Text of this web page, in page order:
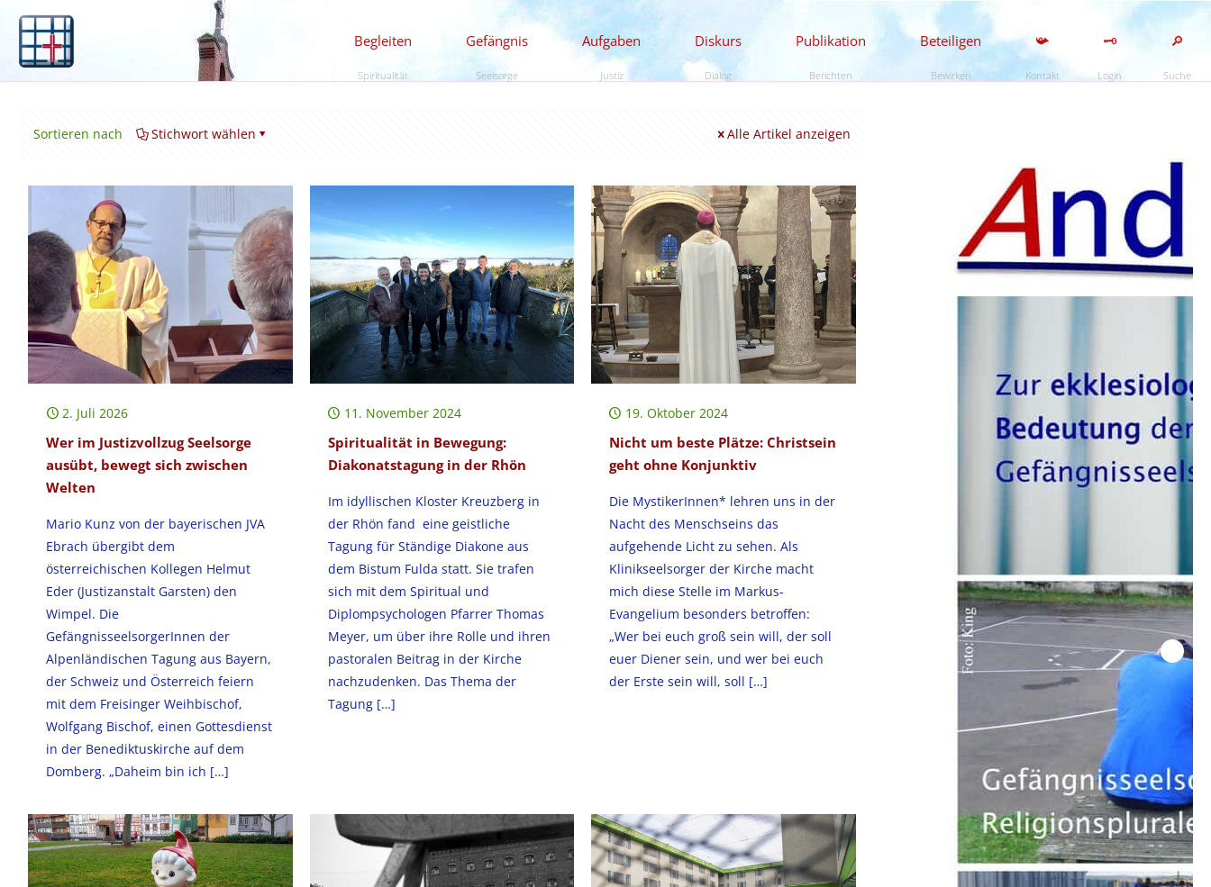
Begleiten
Spiritualität
Gefängnis
Seelsorge
Aufgaben
Justiz
Diskurs
Dialog
Publikation
Berichten
Beteiligen
Bewirken
📯
Kontakt
🗝️
Login
🔎
Suche
Sortieren nach Stichwort wählen Alle Artikel anzeigen
2. Juli 2026
Wer im Justizvollzug Seelsorge
ausübt, bewegt sich zwischen
Welten
Mario Kunz von der bayerischen JVA
Ebrach übergibt dem
österreichischen Kollegen Helmut
Eder (Justizanstalt Garsten) den
Wimpel. Die
GefängnisseelsorgerInnen der
Alpenländischen Tagung aus Bayern,
der Schweiz und Österreich feiern
mit dem Freisinger Weihbischof,
Wolfgang Bischof, einen Gottesdienst
in der Benediktuskirche auf dem
Domberg. „Daheim bin ich […]
11. November 2024
Spiritualität in Bewegung:
Diakonatstagung in der Rhön
Im idyllischen Kloster Kreuzberg in
der Rhön fand eine geistliche
Tagung für Ständige Diakone aus
dem Bistum Fulda statt. Sie trafen
sich mit dem Spiritual und
Diplompsychologen Pfarrer Thomas
Meyer, um über ihre Rolle und ihren
pastoralen Beitrag in der Kirche
nachzudenken. Das Thema der
Tagung[…]
19. Oktober 2024
Nicht um beste Plätze: Christsein
geht ohne Konjunktiv
Die MystikerInnen* lehren uns in der
Nacht des Menschseins das
aufgehende Licht zu sehen. Als
Klinikseelsorger der Kirche macht
mich diese Stelle im Markus-
Evangelium besonders betroffen:
„Wer bei euch groß sein will, der soll
euer Diener sein, und wer bei euch
der Erste sein will, soll […]